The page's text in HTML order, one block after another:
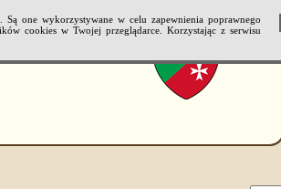
one wykorzystywane w celu zapewnienia poprawnego
cookies w Twojej przeglądarce. Korzystając z serwisu